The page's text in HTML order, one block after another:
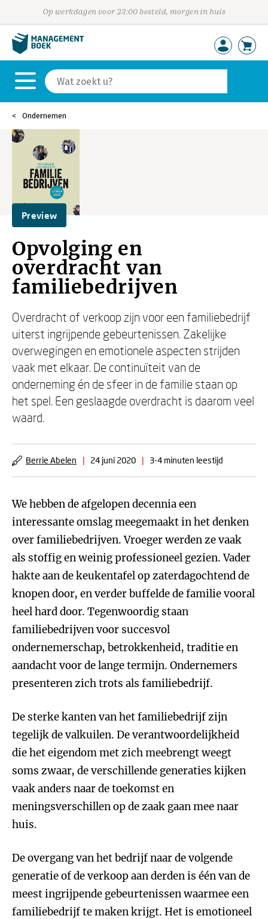
Op werkdagen voor 23:00 besteld, morgen in huis
Ondernemen
Preview
Opvolging en
overdracht van
familiebedrijven
Overdracht of verkoop zijn voor een familiebedrijf
uiterst ingrijpende gebeurtenissen. Zakelijke
overwegingen en emotionele aspecten strijden
vaak met elkaar. De continuïteit van de
onderneming én de sfeer in de familie staan op
het spel. Een geslaagde overdracht is daarom veel
waard.
Berrie Abelen | 24 juni 2020 | 3-4 minuten leestijd
We hebben de afgelopen decennia een
interessante omslag meegemaakt in het denken
over familiebedrijven. Vroeger werden ze vaak
als stoffig en weinig professioneel gezien. Vader
hakte aan de keukentafel op zaterdagochtend de
knopen door, en verder buffelde de familie vooral
heel hard door. Tegenwoordig staan
familiebedrijven voor succesvol
ondernemerschap, betrokkenheid, traditie en
aandacht voor de lange termijn. Ondernemers
presenteren zich trots als familiebedrijf.
De sterke kanten van het familiebedrijf zijn
tegelijk de valkuilen. De verantwoordelijkheid
die het eigendom met zich meebrengt weegt
soms zwaar, de verschillende generaties kijken
vaak anders naar de toekomst en
meningsverschillen op de zaak gaan mee naar
huis.
De overgang van het bedrijf naar de volgende
generatie of de verkoop aan derden is één van de
meest ingrijpende gebeurtenissen waarmee een
familiebedrijf te maken krijgt. Het is emotioneel